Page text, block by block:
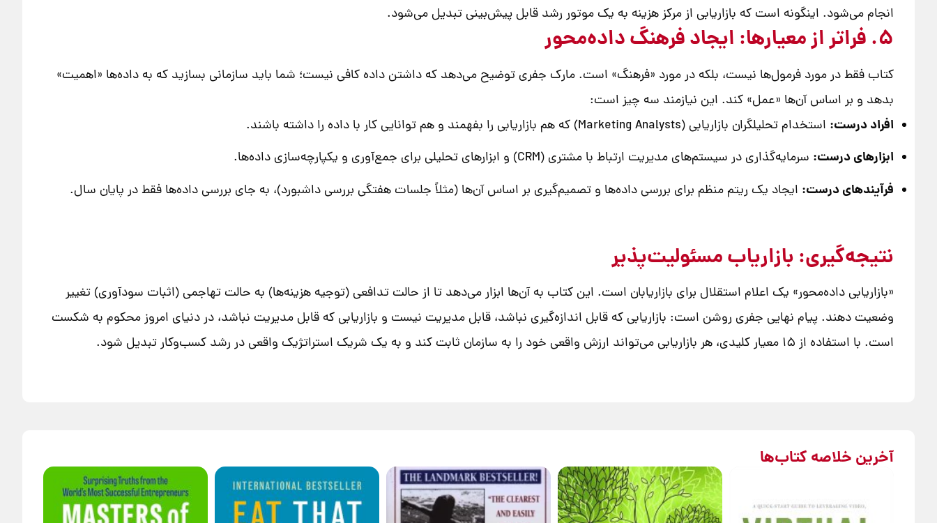
انجام می‌شود. اینگونه است که بازاریابی از مرکز هزینه به یک موتور رشد قابل پیش‌بینی تبدیل می‌شود.
۵. فراتر از معیارها: ایجاد فرهنگ داده‌محور
کتاب فقط در مورد فرمول‌ها نیست، بلکه در مورد «فرهنگ» است. مارک جفری توضیح می‌دهد که داشتن داده کافی نیست؛ شما باید سازمانی بسازید که به داده‌ها «اهمیت»
بدهد و بر اساس آن‌ها «عمل» کند. این نیازمند سه چیز است:
افراد درست: استخدام تحلیلگران بازاریابی (Marketing Analysts) که هم بازاریابی را بفهمند و هم توانایی کار با داده را داشته باشند.
ابزارهای درست: سرمایه‌گذاری در سیستم‌های مدیریت ارتباط با مشتری (CRM) و ابزارهای تحلیلی برای جمع‌آوری و یکپارچه‌سازی داده‌ها.
فرآیندهای درست: ایجاد یک ریتم منظم برای بررسی داده‌ها و تصمیم‌گیری بر اساس آن‌ها (مثلاً جلسات هفتگی بررسی داشبورد)، به جای بررسی داده‌ها فقط در پایان سال.
نتیجه‌گیری: بازاریاب مسئولیت‌پذیر
«بازاریابی داده‌محور» یک اعلام استقلال برای بازاریابان است. این کتاب به آن‌ها ابزار می‌دهد تا از حالت تدافعی (توجیه هزینه‌ها) به حالت تهاجمی (اثبات سودآوری) تغییر
وضعیت دهند. پیام نهایی جفری روشن است: بازاریابی که قابل اندازه‌گیری نباشد، قابل مدیریت نیست و بازاریابی که قابل مدیریت نباشد، در دنیای امروز محکوم به شکست
است. با استفاده از ۱۵ معیار کلیدی، هر بازاریابی می‌تواند ارزش واقعی خود را به سازمان ثابت کند و به یک شریک استراتژیک واقعی در رشد کسب‌وکار تبدیل شود.
آخرین خلاصه کتاب‌ها